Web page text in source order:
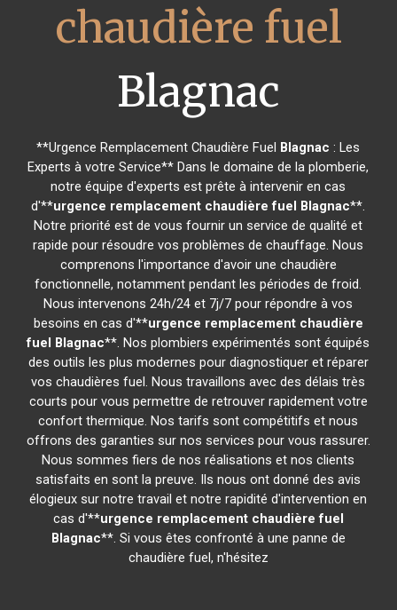
chaudière fuel
Blagnac
**Urgence Remplacement Chaudière Fuel Blagnac : Les
Experts à votre Service** Dans le domaine de la plomberie,
notre équipe d'experts est prête à intervenir en cas
d'**urgence remplacement chaudière fuel Blagnac**.
Notre priorité est de vous fournir un service de qualité et
rapide pour résoudre vos problèmes de chauffage. Nous
comprenons l'importance d'avoir une chaudière
fonctionnelle, notamment pendant les périodes de froid.
Nous intervenons 24h/24 et 7j/7 pour répondre à vos
besoins en cas d'**urgence remplacement chaudière
fuel Blagnac**. Nos plombiers expérimentés sont équipés
des outils les plus modernes pour diagnostiquer et réparer
vos chaudières fuel. Nous travaillons avec des délais très
courts pour vous permettre de retrouver rapidement votre
confort thermique. Nos tarifs sont compétitifs et nous
offrons des garanties sur nos services pour vous rassurer.
Nous sommes fiers de nos réalisations et nos clients
satisfaits en sont la preuve. Ils nous ont donné des avis
élogieux sur notre travail et notre rapidité d'intervention en
cas d'**urgence remplacement chaudière fuel
Blagnac**. Si vous êtes confronté à une panne de
chaudière fuel, n'hésitez